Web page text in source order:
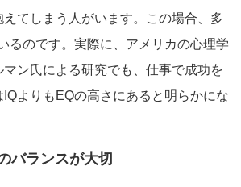
てしまう人がいます。この場合、多
るのです。実際に、アメリカの心理学
ン氏による研究でも、仕事で成功を
よりもEQの高さにあると明らかにな
バランスが大切